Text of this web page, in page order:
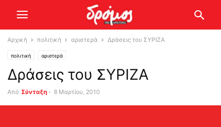
Αρχική πολιτική αριστερά Δράσεις του ΣΥΡΙΖΑ
πολιτική αριστερά
Δράσεις του ΣΥΡΙΖΑ
Από Σύνταξη - 8 Μαρτίου, 2010